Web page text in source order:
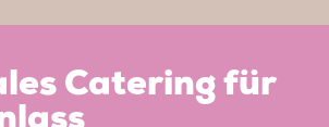
Catering für